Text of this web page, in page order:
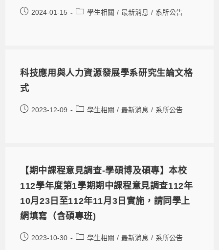
2024-01-15 學生相關 / 最新消息 / 系所公告
科技應用與人力資源發展學系研究生論文格
式
2023-12-09 學生相關 / 最新消息 / 系所公告
【期中課程意見調查-學碩博及碩專】本校
112學年度第1學期期中課程意見調查112年
10月23日至112年11月3日實施，請同學上
網填寫（含碩專班)
2023-10-30 學生相關 / 最新消息 / 系所公告